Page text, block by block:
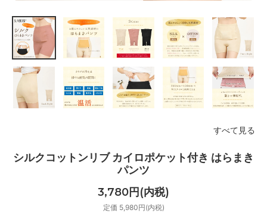
すべて見る
シルクコットンリブ カイロポケット付き はらまき
パンツ
3,780円(内税)
定価 5,980円(内税)